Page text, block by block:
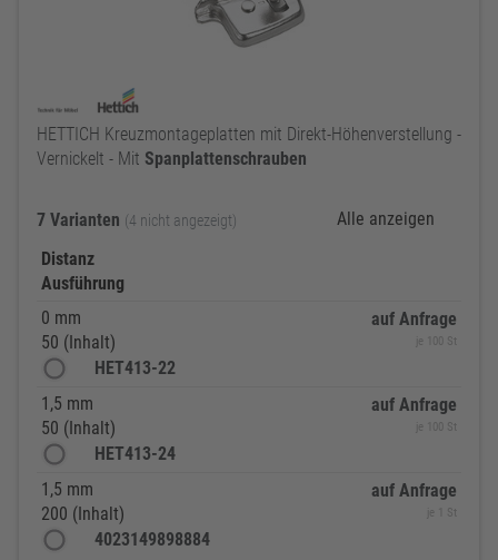
HETTICH Kreuzmontageplatten mit Direkt-Höhenverstellung -
Vernickelt - Mit Spanplattenschrauben
7 Varianten (4 nicht angezeigt)
Alle anzeigen
Distanz
Ausführung
0 mm
50 (Inhalt)
HET413-22
auf Anfrage
je 100 St
1,5 mm
50 (Inhalt)
HET413-24
auf Anfrage
je 100 St
1,5 mm
200 (Inhalt)
4023149898884
auf Anfrage
je 1 St